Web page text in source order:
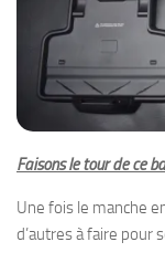
Faisons le tour de ce
Une fois le manche
d’autres à faire pour